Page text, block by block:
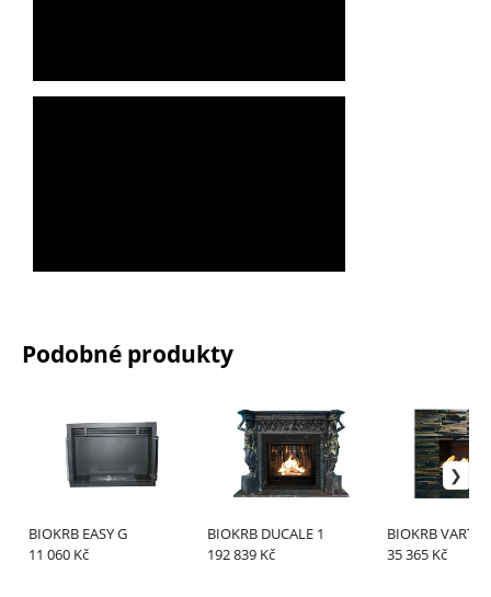
Podobné produkty
BIOKRB EASY G
11 060 Kč
BIOKRB DUCALE 1
192 839 Kč
BIOKRB
35 365 Kč